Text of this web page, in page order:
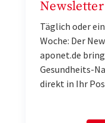
Newsletter
Täglich oder
Woche: Der
aponet.de
Gesundheits-
direkt in Ihr